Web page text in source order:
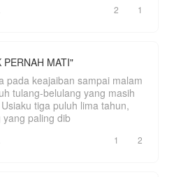
2 1
PERNAH MATI"
pada keajaiban sampai malam
tulang-belulang yang masih
paling dib
1 2